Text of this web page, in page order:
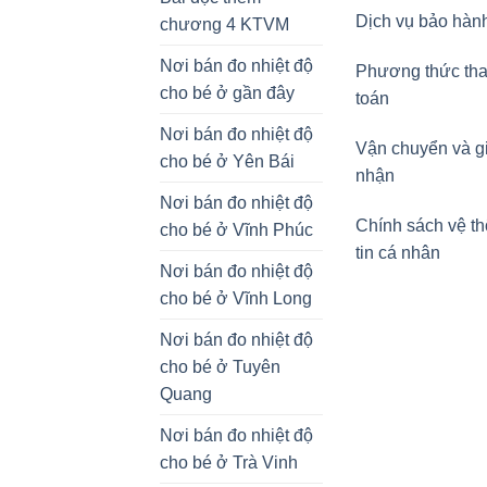
chương 4 KTVM
Nơi bán đo nhiệt độ
cho bé ở gần đây
Nơi bán đo nhiệt độ
cho bé ở Yên Bái
Nơi bán đo nhiệt độ
cho bé ở Vĩnh Phúc
Nơi bán đo nhiệt độ
cho bé ở Vĩnh Long
Nơi bán đo nhiệt độ
cho bé ở Tuyên
Quang
Nơi bán đo nhiệt độ
cho bé ở Trà Vinh
Dịch vụ bảo
Phương thức
toán
Vận chuyển và
nhận
Chính sách vệ
tin cá nhân